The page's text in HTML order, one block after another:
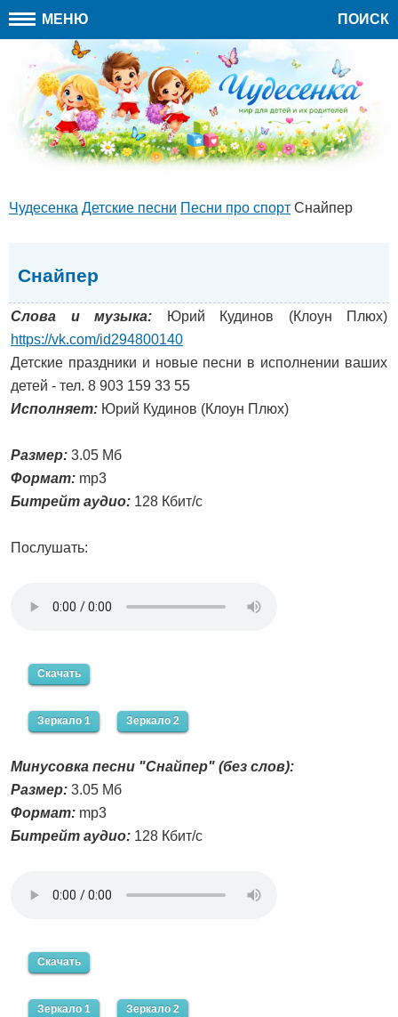
МЕНЮ ПОИСК
Чудесенка Детские песни Песни про спорт Снайпер
Снайпер
Слова и музыка: Юрий Кудинов (Клоун Плюх)
https://vk.com/id294800140
Детские праздники и новые песни в исполнении ваших
детей - тел. 8 903 159 33 55
Исполняет: Юрий Кудинов (Клоун Плюх)
Размер: 3.05 Мб
Формат: mp3
Битрейт аудио: 128 Кбит/с
Послушать:
Скачать
Зеркало 1 Зеркало 2
Минусовка песни "Снайпер" (без слов):
Размер: 3.05 Мб
Формат: mp3
Битрейт аудио: 128 Кбит/с
Скачать
Зеркало 1 Зеркало 2